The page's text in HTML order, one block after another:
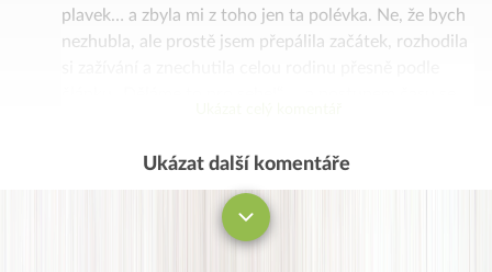
plavek… a zbyla mi z toho jen ta polévka. Ne, že bych
nezhubla, ale prostě jsem přepálila začátek, rozhodila
ale jen já sama za sebe a postupně, rodině jsem to
neřekla (zatím), nic nevnucuji a nemusím tedy
poslouchat „vtipné“ poznámky typu – zda to co vařím
bude dobré nebo zdravé? Pro začátek zkouším u
Ukázat další komentáře